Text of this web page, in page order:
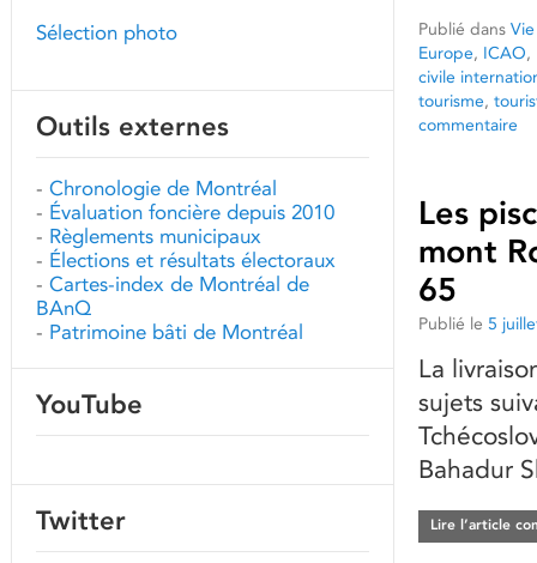
Publié dans
Europe, ICAO,
civile
tourisme,
commentaire
Les
mont
65
Publié le 5
La
sujets
Bahadur
Lire l’article
Sélection photo
Outils externes
- Chronologie de Montréal
- Évaluation foncière depuis 2010
- Règlements municipaux
- Élections et résultats électoraux
- Cartes-index de Montréal de
BAnQ
- Patrimoine bâti de Montréal
YouTube
Twitter